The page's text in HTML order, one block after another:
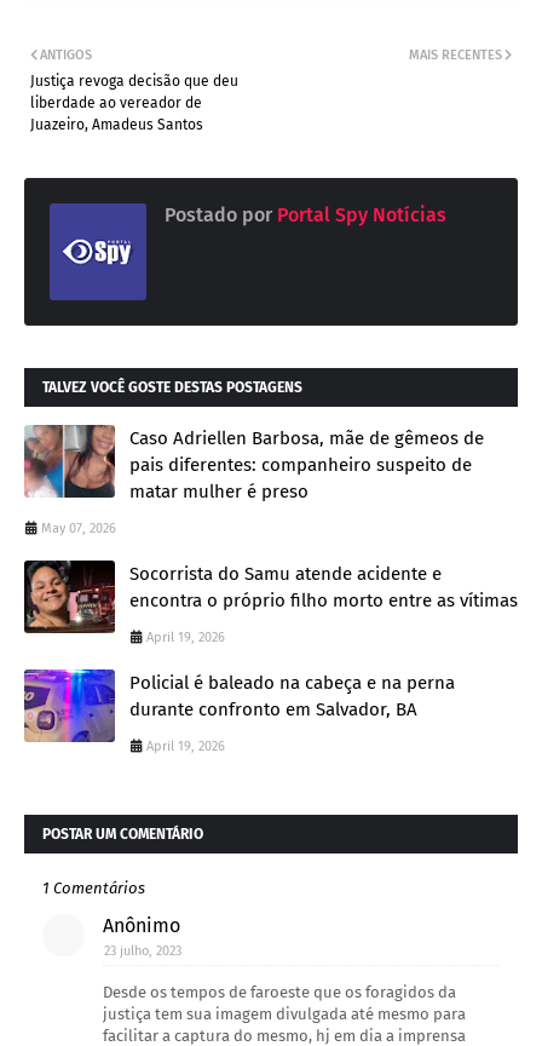
MAIS RECENTES
ANTIGOS
Justiça revoga decisão que deu
liberdade ao vereador de
Juazeiro, Amadeus Santos
Postado por Portal Spy Notícias
TALVEZ VOCÊ GOSTE DESTAS POSTAGENS
Caso Adriellen Barbosa, mãe de gêmeos de
pais diferentes: companheiro suspeito de
matar mulher é preso
May 07, 2026
Socorrista do Samu atende acidente e
encontra o próprio filho morto entre as vítimas
April 19, 2026
Policial é baleado na cabeça e na perna
durante confronto em Salvador, BA
April 19, 2026
POSTAR UM COMENTÁRIO
1 Comentários
Anônimo
23 julho, 2023
Desde os tempos de faroeste que os foragidos da
justiça tem sua imagem divulgada até mesmo para
facilitar a captura do mesmo, hj em dia a imprensa